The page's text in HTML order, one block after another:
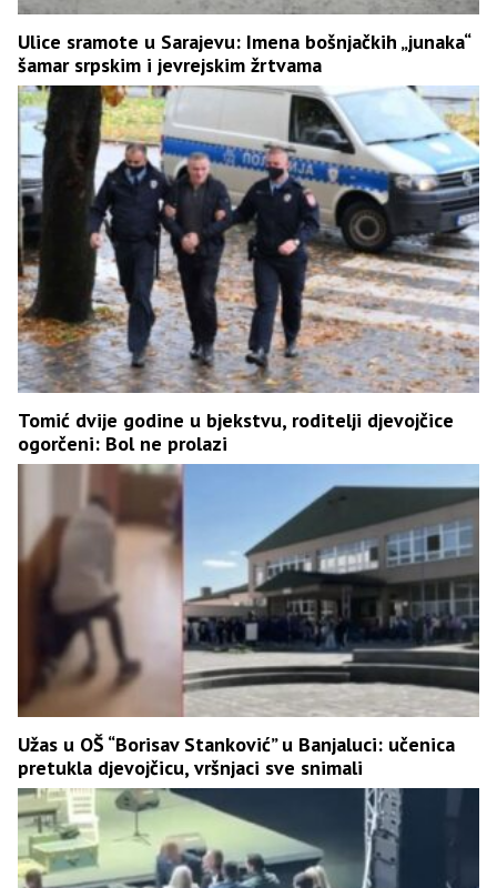
Ulice sramote u Sarajevu: Imena bošnjačkih „junaka“
šamar srpskim i jevrejskim žrtvama
Tomić dvije godine u bjekstvu, roditelji djevojčice
ogorčeni: Bol ne prolazi
Užas u OŠ “Borisav Stanković” u Banjaluci: učenica
pretukla djevojčicu, vršnjaci sve snimali